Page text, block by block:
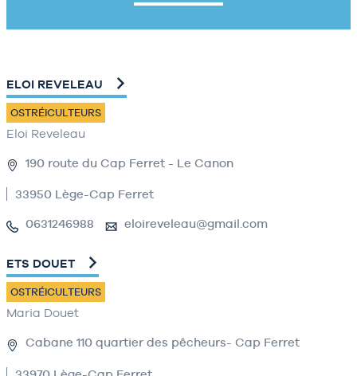
ELOI REVELEAU
OSTRÉICULTEURS
Eloi Reveleau
190 route du Cap Ferret - Le Canon
33950 Lège-Cap Ferret
0631246988 eloireveleau@gmail.com
ETS DOUET
OSTRÉICULTEURS
Maria Douet
Cabane 110 quartier des pêcheurs- Cap Ferret